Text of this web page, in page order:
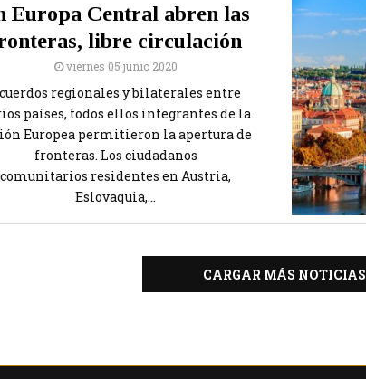
Europa Central abren las
libre circulación
viernes 05 junio 2020
regionales y bilaterales entre
países, todos ellos integrantes de la
Europea permitieron la apertura de
fronteras. Los ciudadanos
comunitarios residentes en Austria,
Eslovaquia,...
CARGAR MÁS NOTICIAS